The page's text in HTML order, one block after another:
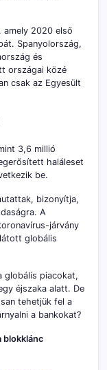
2020 első
Spanyolország,
és
országai közé
csak az Egyesült
3,6 millió
haláleset
be.
bizonyítja,
A
járvány
globális
globális piacokat,
éjszaka alatt. De
tehetjük fel a
a bankokat?
blokklánc